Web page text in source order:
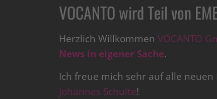
VOCANTO wird Teil von
Herzlich Willkommen VOCANTO
News in eigener Sache.
Ich freue mich sehr auf alle
Johannes Schulte!